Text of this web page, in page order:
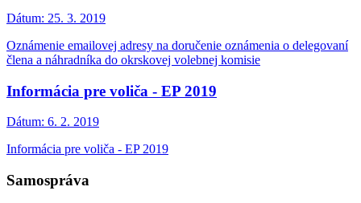
Dátum: 25. 3. 2019
Oznámenie emailovej adresy na doručenie oznámenia o delegovaní
člena a náhradníka do okrskovej volebnej komisie
Informácia pre voliča - EP 2019
Dátum: 6. 2. 2019
Informácia pre voliča - EP 2019
Samospráva